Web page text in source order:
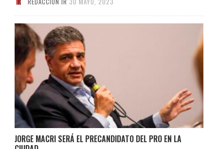
JORGE MACRI SERÁ EL PRECANDIDATO DEL PRO EN LA